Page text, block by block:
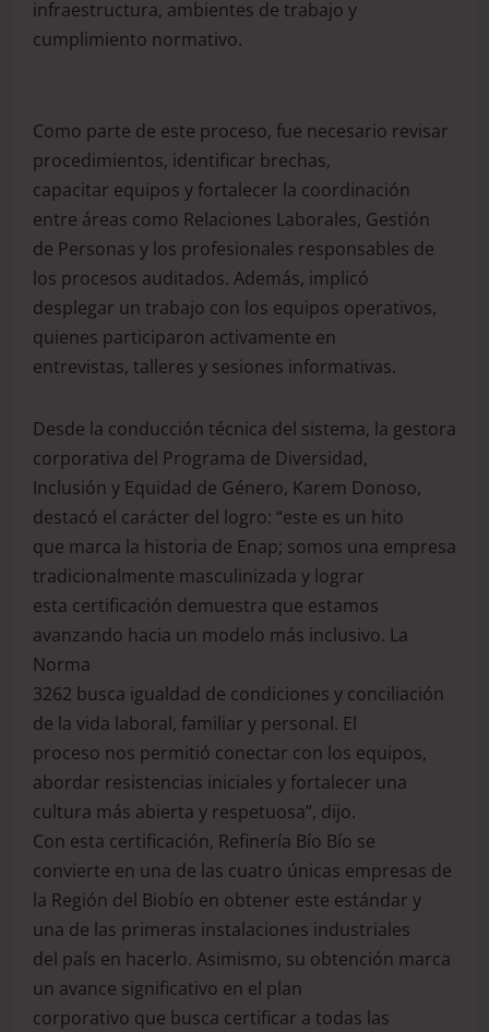
infraestructura, ambientes de trabajo y
cumplimiento normativo.
Como parte de este proceso, fue necesario revisar
procedimientos, identificar brechas,
capacitar equipos y fortalecer la coordinación
entre áreas como Relaciones Laborales, Gestión
de Personas y los profesionales responsables de
los procesos auditados. Además, implicó
desplegar un trabajo con los equipos operativos,
quienes participaron activamente en
entrevistas, talleres y sesiones informativas.
Desde la conducción técnica del sistema, la gestora
corporativa del Programa de Diversidad,
Inclusión y Equidad de Género, Karem Donoso,
destacó el carácter del logro: “este es un hito
que marca la historia de Enap; somos una empresa
tradicionalmente masculinizada y lograr
esta certificación demuestra que estamos
avanzando hacia un modelo más inclusivo. La
Norma
3262 busca igualdad de condiciones y conciliación
de la vida laboral, familiar y personal. El
proceso nos permitió conectar con los equipos,
abordar resistencias iniciales y fortalecer una
cultura más abierta y respetuosa”, dijo.
Con esta certificación, Refinería Bío Bío se
convierte en una de las cuatro únicas empresas de
la Región del Biobío en obtener este estándar y
una de las primeras instalaciones industriales
del país en hacerlo. Asimismo, su obtención marca
un avance significativo en el plan
corporativo que busca certificar a todas las